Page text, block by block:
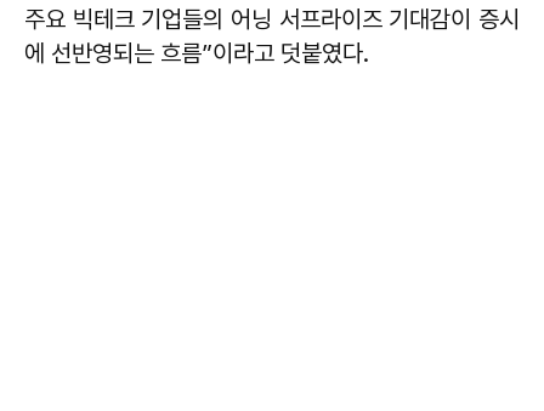
주요 빅테크 기업들의 어닝 서프라이즈 기대감이 증시
에 선반영되는 흐름”이라고 덧붙였다.